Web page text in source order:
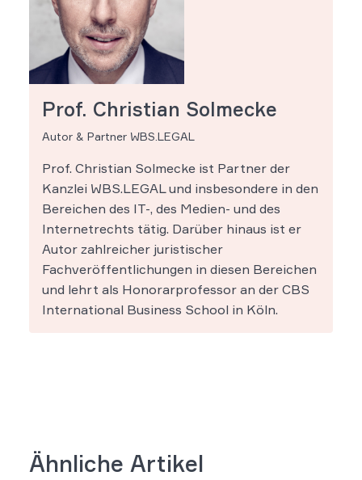
Prof. Christian Solmecke
Autor & Partner WBS.LEGAL
Prof. Christian Solmecke ist Partner der
Kanzlei WBS.LEGAL und insbesondere in den
Bereichen des IT-, des Medien- und des
Internetrechts tätig. Darüber hinaus ist er
Autor zahlreicher juristischer
Fachveröffentlichungen in diesen Bereichen
und lehrt als Honorarprofessor an der CBS
International Business School in Köln.
Ähnliche Artikel